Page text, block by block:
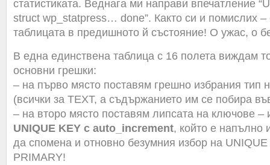
статистиката. Веднага ми направи впечатление
struct wp_statpress… done”. Както си и помислих –
таблицата в предишното й състояние! O ужас, о
В една единствена таблица с 16 полета виждам
основни грешки:
– на първо място поставям грешно избрания тип
(всички за TEXT, а съдържанието им се побира
– на второ място поставям липсата на ключове
UNIQUE KEY с auto_increment, който е напълно
да спомена и отновно безумния избор на
PRIMARY!